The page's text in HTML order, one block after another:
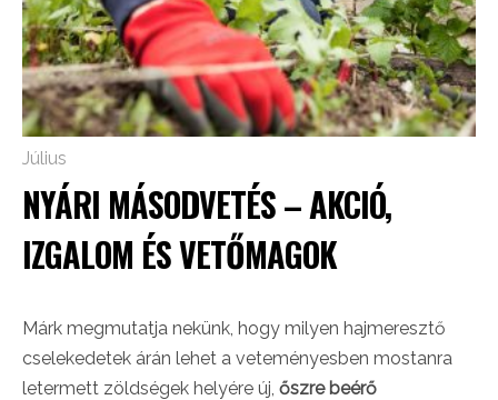
Július
NYÁRI MÁSODVETÉS – AKCIÓ,
IZGALOM ÉS VETŐMAGOK
Márk megmutatja nekünk, hogy milyen hajmeresztő
cselekedetek árán lehet a veteményesben mostanra
letermett zöldségek helyére új, őszre beérő